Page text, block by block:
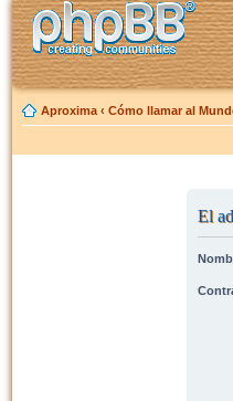
Aproxima ‹ Cómo llamar al
El